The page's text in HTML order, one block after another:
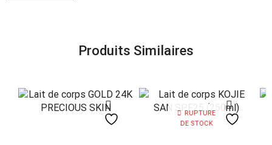
Produits Similaires
RUPTURE
DE STOCK